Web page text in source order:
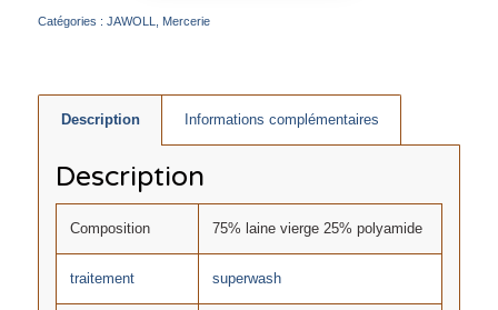
Catégories : JAWOLL Mercerie
Description Informations complémentaires
Description
Composition 75% laine vierge 25% polyamide
traitement superwash